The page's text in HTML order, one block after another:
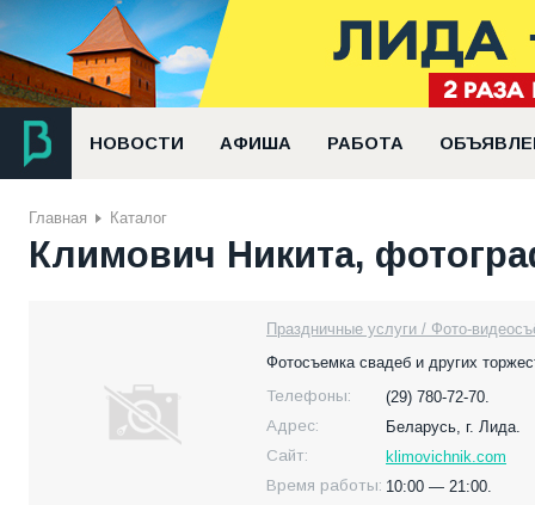
НОВОСТИ АФИША РАБОТА
Главная Каталог
Климович Никита,
Праздничные услуги / Фото-
Фотосъемка свадеб и других
Телефоны:
(29) 780-72-70.
Адрес:
Беларусь, г. Лида.
Сайт:
klimovichnik.com
Время работы: 10:00 — 21:00.